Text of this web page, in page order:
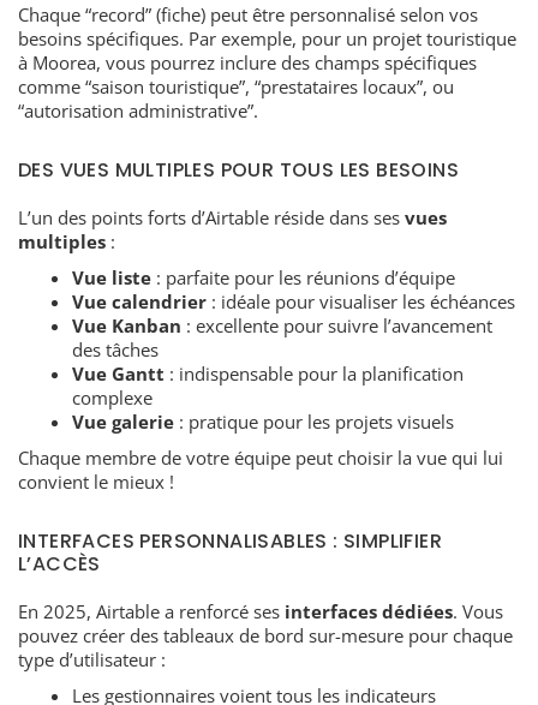
Chaque “record” (fiche) peut être personnalisé selon vos
besoins spécifiques. Par exemple, pour un projet touristique
à Moorea, vous pourrez inclure des champs spécifiques
comme “saison touristique”, “prestataires locaux”, ou
“autorisation administrative”.
DES VUES MULTIPLES POUR TOUS LES BESOINS
L’un des points forts d’Airtable réside dans ses vues
multiples :
Vue liste : parfaite pour les réunions d’équipe
Vue calendrier : idéale pour visualiser les échéances
Vue Kanban : excellente pour suivre l’avancement
des tâches
Vue Gantt : indispensable pour la planification
complexe
Vue galerie : pratique pour les projets visuels
Chaque membre de votre équipe peut choisir la vue qui lui
convient le mieux !
INTERFACES PERSONNALISABLES : SIMPLIFIER
L’ACCÈS
En 2025, Airtable a renforcé ses interfaces dédiées. Vous
pouvez créer des tableaux de bord sur-mesure pour chaque
type d’utilisateur :
Les gestionnaires voient tous les indicateurs